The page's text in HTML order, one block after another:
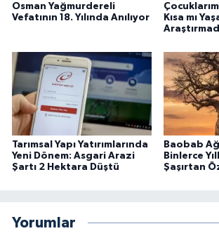
Osman Yağmurdereli
Vefatının 18. Yılında Anılıyor
Kısa mı
Tarımsal Yapı Yatırımlarında
Yeni Dönem: Asgari Arazi
Şartı 2 Hektara Düştü
Baobab
Binlerce
Şaşırtan
Yorumlar